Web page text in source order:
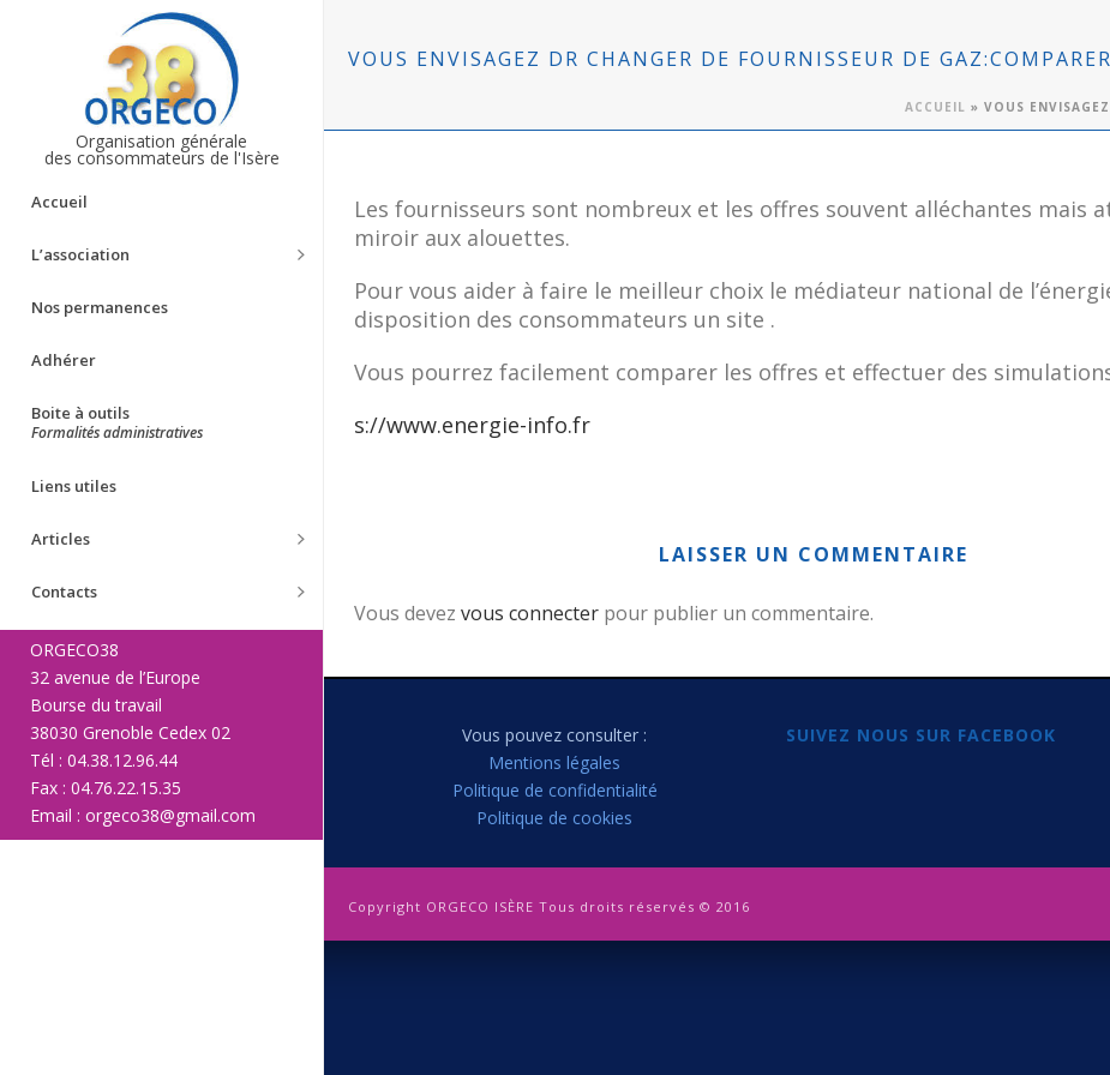
Organisation générale
des consommateurs de l'Isère
Accueil
L’association
Nos permanences
Adhérer
Boite à outils
Formalités administratives
Liens utiles
Articles
Contacts
ORGECO38
32 avenue de l’Europe
Bourse du travail
38030 Grenoble Cedex 02
Tél : 04.38.12.96.44
Fax : 04.76.22.15.35
Email : orgeco38@gmail.com
VOUS ENVISAGEZ DR CHANGER DE FOURNISSEUR DE
ACCUEIL » VOUS
Les fournisseurs sont nombreux et les offres souvent alléchantes mais
miroir aux alouettes.
Pour vous aider à faire le meilleur choix le médiateur national de
disposition des consommateurs un site .
Vous pourrez facilement comparer les offres et effectuer des
s://www.energie-info.fr
LAISSER UN COMMENTAIRE
Vous devez vous connecter pour publier un commentaire.
Vous pouvez consulter :
Mentions légales
Politique de confidentialité
Politique de cookies
SUIVEZ NOUS SUR FACEBOOK
Copyright ORGECO ISÈRE Tous droits réservés © 2016